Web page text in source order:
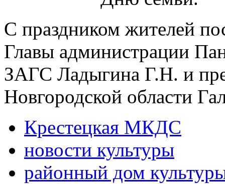
С праздником жителей
Главы администрации
ЗАГС Ладыгина Г.Н. и
Новгородской области
Крестецкая МКДС
новости культуры
районный дом